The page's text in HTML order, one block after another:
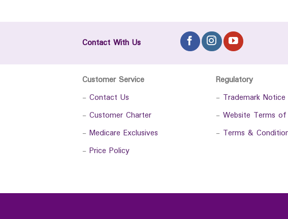
Contact With Us
Customer Service
- Contact Us
- Customer Charter
- Medicare Exclusives
- Price Policy
Regulatory
- Trademark Notice
- Website Terms of
- Terms &